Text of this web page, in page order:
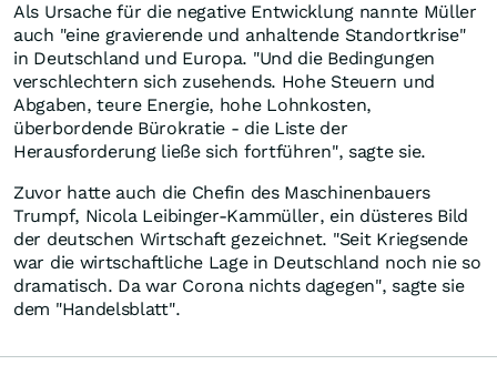
Als Ursache für die negative Entwicklung nannte Müller
auch "eine gravierende und anhaltende Standortkrise"
in Deutschland und Europa. "Und die Bedingungen
verschlechtern sich zusehends. Hohe Steuern und
Abgaben, teure Energie, hohe Lohnkosten,
überbordende Bürokratie - die Liste der
Herausforderung ließe sich fortführen", sagte sie.
Zuvor hatte auch die Chefin des Maschinenbauers
Trumpf, Nicola Leibinger-Kammüller, ein düsteres Bild
der deutschen Wirtschaft gezeichnet. "Seit Kriegsende
war die wirtschaftliche Lage in Deutschland noch nie so
dramatisch. Da war Corona nichts dagegen", sagte sie
dem "Handelsblatt".